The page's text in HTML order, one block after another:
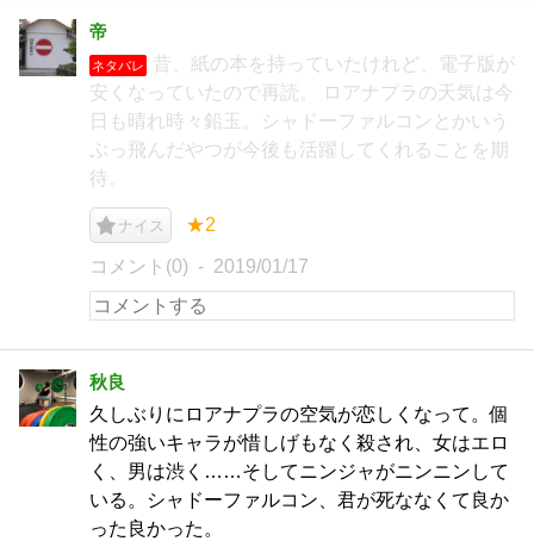
帝
ネタバレ
昔、紙の本を持っていたけれど、電子版が
安くなっていたので再読。 ロアナプラの天気は今
日も晴れ時々鉛玉。シャドーファルコンとかいう
ぶっ飛んだやつが今後も活躍してくれることを期
待。
ナイス ★2
コメント(0) 2019/01/17
秋良
久しぶりにロアナプラの空気が恋しくなって。個
性の強いキャラが惜しげもなく殺され、女はエロ
く、男は渋く……そしてニンジャがニンニンして
いる。シャドーファルコン、君が死ななくて良か
った良かった。